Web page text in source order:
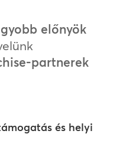
előnyök
partnerek
és helyi